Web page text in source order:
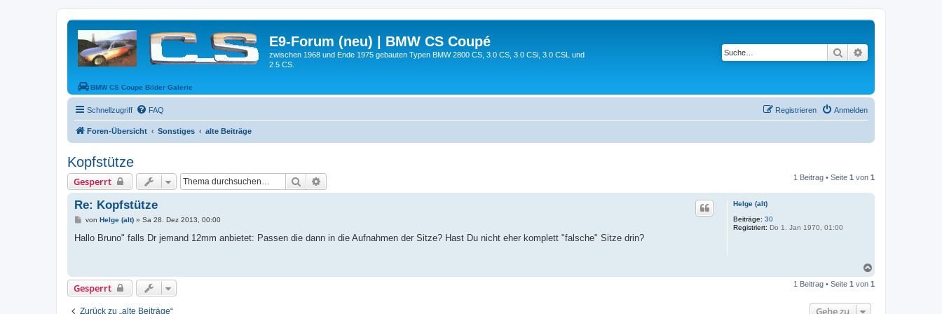
E9-Forum (neu) | BMW CS Coupé
zwischen 1968 und Ende 1975 gebauten Typen BMW 2800 CS, 3.0 CS, 3.0 CSi, 3.0 CSL und
2.5 CS.
BMW CS Coupe Bilder Galerie
Suche
Schnellzugriff FAQ Anmelden
Registrieren
Foren-Übersicht Sonstiges alte Beiträge
Kopfstütze
Gesperrt Suche 1 Beitrag • Seite 1 von 1
Helge (alt)
Beiträge: 30
Registriert: Do 1. Jan 1970, 01:00
Re: Kopfstütze
B
i
von Helge (alt)» Sa 28. Dez 2013, 00:00
Hallo Bruno" falls Dr jemand 12mm anbietet: Passen die dann in die Aufnahmen der Sitze? Hast Du nicht eher komplett "falsche" Sitze drin?
c
Gesperrt 1 Beitrag • Seite 1 von 1
Zurück zu „alte Beiträge“ Gehe zu